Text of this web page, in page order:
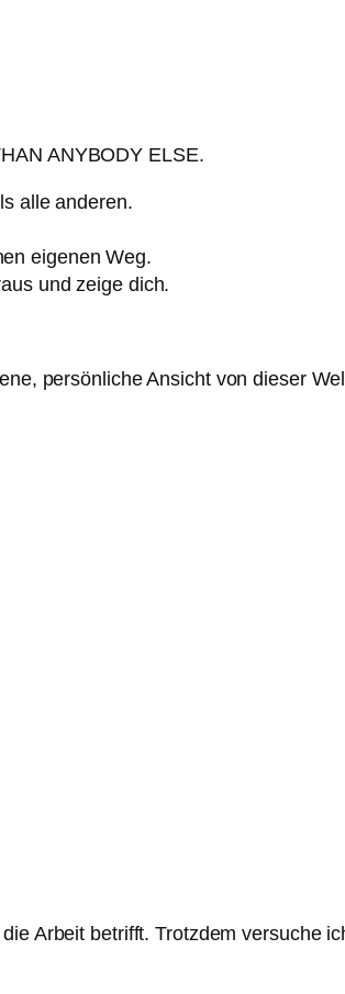
ANYBODY ELSE.
alle anderen.
eigenen Weg.
und zeige dich.
persönliche Ansicht von dieser
Arbeit betrifft. Trotzdem versuche